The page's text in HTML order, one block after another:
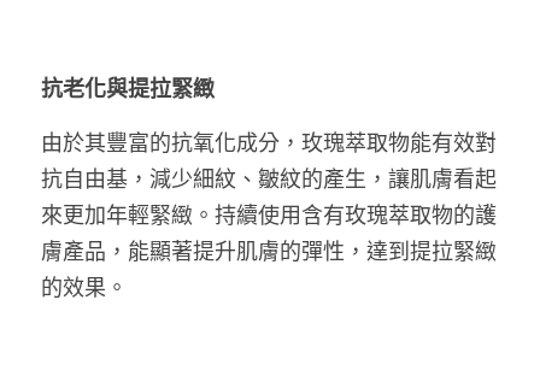
抗老化與提拉緊緻
由於其豐富的抗氧化成分，玫瑰萃取物能有效對
抗自由基，減少細紋、皺紋的產生，讓肌膚看起
來更加年輕緊緻。持續使用含有玫瑰萃取物的護
膚產品，能顯著提升肌膚的彈性，達到提拉緊緻
的效果。